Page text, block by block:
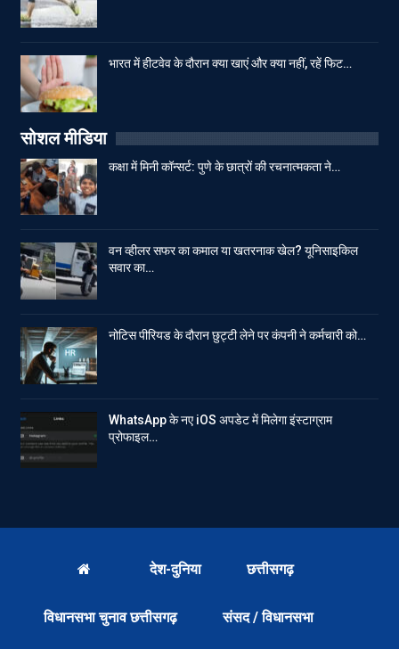
भारत में हीटवेव के दौरान क्या खाएं और क्या नहीं, रहें फिट…
सोशल मीडिया
कक्षा में मिनी कॉन्सर्ट: पुणे के छात्रों की रचनात्मकता ने…
वन व्हीलर सफर का कमाल या खतरनाक खेल? यूनिसाइकिल
सवार का…
नोटिस पीरियड के दौरान छुट्टी लेने पर कंपनी ने कर्मचारी को…
WhatsApp के नए iOS अपडेट में मिलेगा इंस्टाग्राम
प्रोफाइल…
देश-दुनिया छत्तीसगढ़
विधानसभा चुनाव छत्तीसगढ़ संसद / विधानसभा